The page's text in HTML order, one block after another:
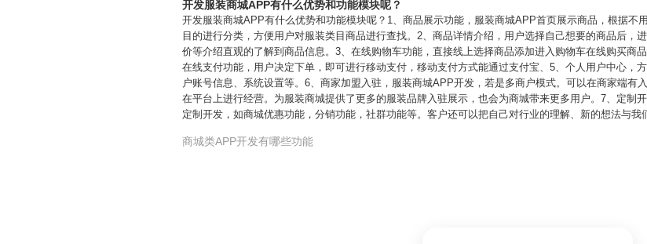
开发服装商城APP有什么优势和功能模块呢？
开发服装商城APP有什么优势和功能模块呢？1、商品展示功能，服装商城APP首页展示商品，根据不
目的进行分类，方便用户对服装类目商品进行查找。2、商品详情介绍，用户选择自己想要的商品后，
价等介绍直观的了解到商品信息。3、在线购物车功能，直接线上选择商品添加进入购物车在线购买商
在线支付功能，用户决定下单，即可进行移动支付，移动支付方式能通过支付宝、5、个人用户中心，
户账号信息、系统设置等。6、商家加盟入驻，服装商城APP开发，若是多商户模式。可以在商家端有
在平台上进行经营。为服装商城提供了更多的服装品牌入驻展示，也会为商城带来更多用户。7、定制
定制开发，如商城优惠功能，分销功能，社群功能等。客户还可以把自己对行业的理解、新的想法与我
商城类APP开发有哪些功能